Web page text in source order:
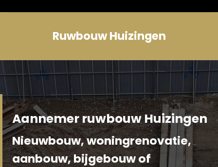
Ruwbouw Huizingen
Aannemer ruwbouw Huizingen
Nieuwbouw, woningrenovatie,
aanbouw, bijgebouw of